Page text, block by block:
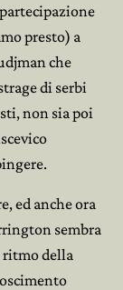
presto) a
che
di serbi
non sia poi
ed anche ora
sembra
della